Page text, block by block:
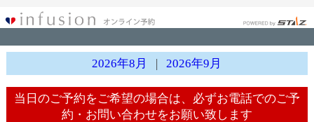
2026年8月 |2026年9月
当日のご予約をご希望の場合は、必ずお電話でのご予
約・お問い合わせをお願い致します